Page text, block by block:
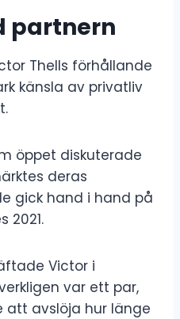
partnern
Thells förhållande
känsla av privatliv
öppet diskuterade
deras
gick hand i hand på
2021.
Victor i
var ett par,
att avslöja hur länge